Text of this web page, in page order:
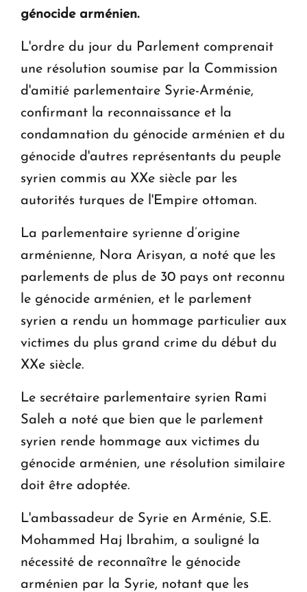
Le premier hôtel Hyatt Regency d'Arménie
ouvrira ses portes à Dilijan
génocide arménien.
L'ordre du jour du Parlement comprenait
une résolution soumise par la Commission
d'amitié parlementaire Syrie-Arménie,
confirmant la reconnaissance et la
condamnation du génocide arménien et du
génocide d'autres représentants du peuple
syrien commis au XXe siècle par les
autorités turques de l'Empire ottoman.
La parlementaire syrienne d’origine
arménienne, Nora Arisyan, a noté que les
parlements de plus de 30 pays ont reconnu
le génocide arménien, et le parlement
syrien a rendu un hommage particulier aux
victimes du plus grand crime du début du
XXe siècle.
Le secrétaire parlementaire syrien Rami
Saleh a noté que bien que le parlement
syrien rende hommage aux victimes du
génocide arménien, une résolution similaire
doit être adoptée.
L'ambassadeur de Syrie en Arménie, S.E.
Mohammed Haj Ibrahim, a souligné la
nécessité de reconnaître le génocide
arménien par la Syrie, notant que les